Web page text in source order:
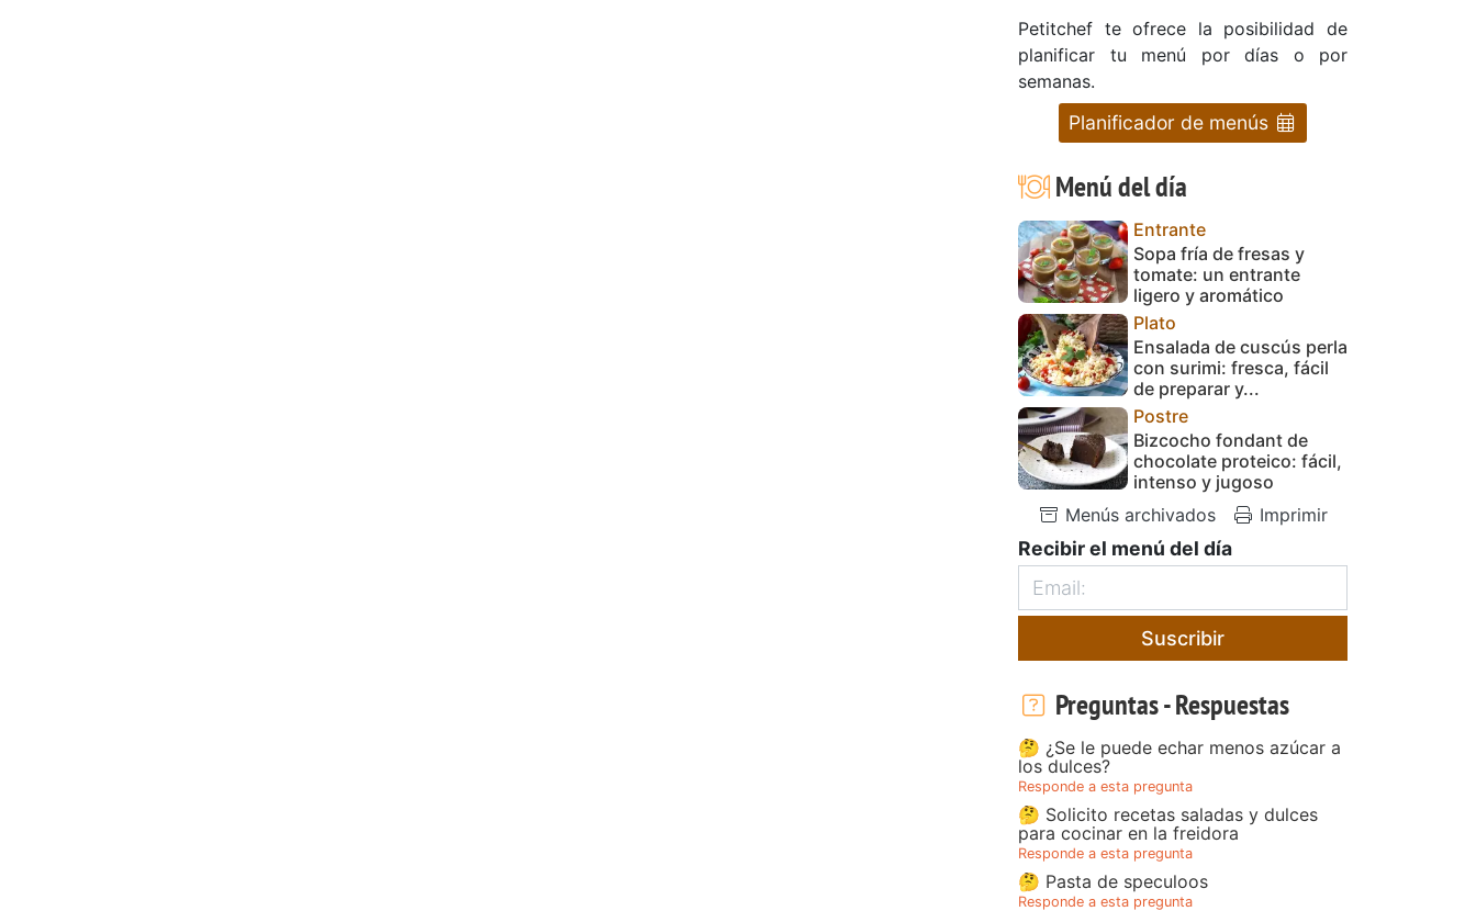
Petitchef te ofrece la posibilidad de
planificar tu menú por días o por
semanas.
Planificador de menús
Menú del día
Entrante
Sopa fría de fresas y
tomate: un entrante
ligero y aromático
Plato
Ensalada de cuscús perla
con surimi: fresca, fácil
de preparar y...
Postre
Bizcocho fondant de
chocolate proteico: fácil,
intenso y jugoso
Menús archivados
Imprimir
Recibir el menú del día
Suscribir
Preguntas - Respuestas
🤔 ¿Se le puede echar menos azúcar a
los dulces?
Responde a esta pregunta
🤔 Solicito recetas saladas y dulces
para cocinar en la freidora
Responde a esta pregunta
🤔 Pasta de speculoos
Responde a esta pregunta